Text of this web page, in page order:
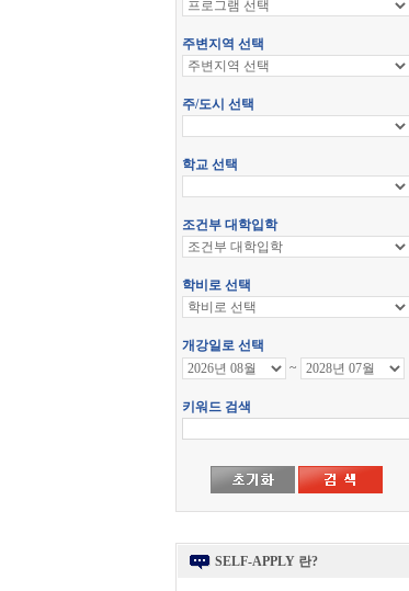
SELF-APPLY 란?